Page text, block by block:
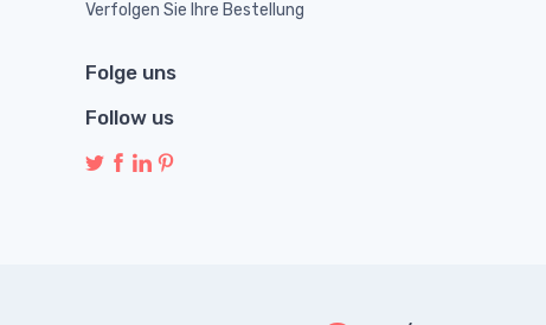
Verfolgen Sie Ihre Bestellung
Folge uns
Follow us